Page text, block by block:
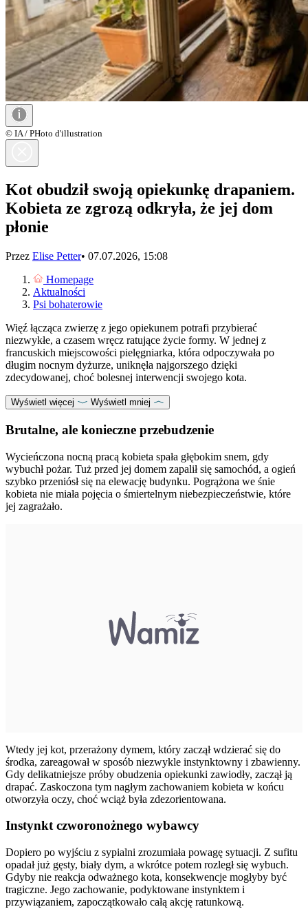
© IA / PHoto d'illustration
Kot obudził swoją opiekunkę drapaniem.
Kobieta ze zgrozą odkryła, że jej dom
płonie
Przez Elise Petter• 07.07.2026, 15:08
Homepage
Aktualności
Psi bohaterowie
Więź łącząca zwierzę z jego opiekunem potrafi przybierać
niezwykłe, a czasem wręcz ratujące życie formy. W jednej z
francuskich miejscowości pielęgniarka, która odpoczywała po
długim nocnym dyżurze, uniknęła najgorszego dzięki
zdecydowanej, choć bolesnej interwencji swojego kota.
Wyświetl więcej Wyświetl mniej
Brutalne, ale konieczne przebudzenie
Wycieńczona nocną pracą kobieta spała głębokim snem, gdy
wybuchł pożar. Tuż przed jej domem zapalił się samochód, a ogień
szybko przeniósł się na elewację budynku. Pogrążona we śnie
kobieta nie miała pojęcia o śmiertelnym niebezpieczeństwie, które
jej zagrażało.
Wtedy jej kot, przerażony dymem, który zaczął wdzierać się do
środka, zareagował w sposób niezwykle instynktowny i zbawienny.
Gdy delikatniejsze próby obudzenia opiekunki zawiodły, zaczął ją
drapać. Zaskoczona tym nagłym zachowaniem kobieta w końcu
otworzyła oczy, choć wciąż była zdezorientowana.
Instynkt czworonożnego wybawcy
Dopiero po wyjściu z sypialni zrozumiała powagę sytuacji. Z sufitu
opadał już gęsty, biały dym, a wkrótce potem rozległ się wybuch.
Gdyby nie reakcja odważnego kota, konsekwencje mogłyby być
tragiczne. Jego zachowanie, podyktowane instynktem i
przywiązaniem, zapoczątkowało całą akcję ratunkową.